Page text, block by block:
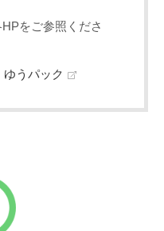
をご参照くださ
ゆうパック